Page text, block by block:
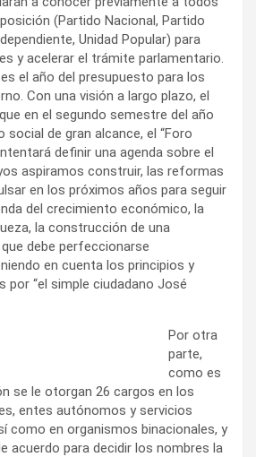
(Partido Nacional, Partido
Unidad Popular) para
y acelerar el trámite parlamentario.
el año del presupuesto para los
Con una visión a largo plazo, el
en el segundo semestre del año
social de gran alcance, el “Foro
definir una agenda sobre el
aspiramos construir, las reformas
en los próximos años para seguir
del crecimiento económico, la
la construcción de una
debe perfeccionarse
en cuenta los principios y
por “el simple ciudadano José
Por otra
parte,
como es
se le otorgan 26 cargos en los
entes autónomos y servicios
como en organismos binacionales, y
acuerdo para decidir los nombres la